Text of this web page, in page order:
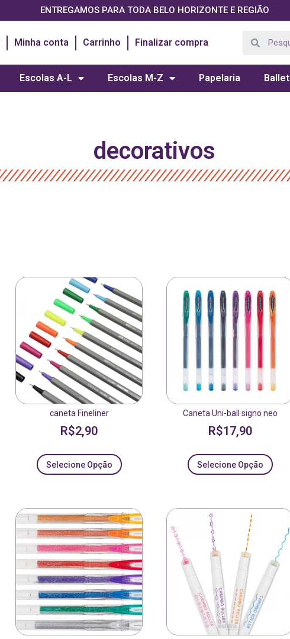
ENTREGAMOS PARA TODA BELO HORIZONTE E REGIÃO
Minha conta Carrinho Finalizar compra
Escolas A-L Escolas M-Z Papelaria Ballet
decorativos
caneta Fineliner
R$2,90
Selecione Opção
Caneta Uni-ball signo neo
R$17,90
Selecione Opção